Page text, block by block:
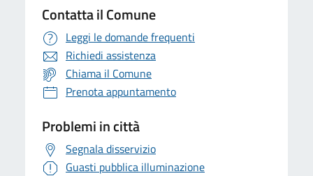
Contatta il Comune
Leggi le domande frequenti
Richiedi assistenza
Chiama il Comune
Prenota appuntamento
Problemi in città
Segnala disservizio
Guasti pubblica illuminazione